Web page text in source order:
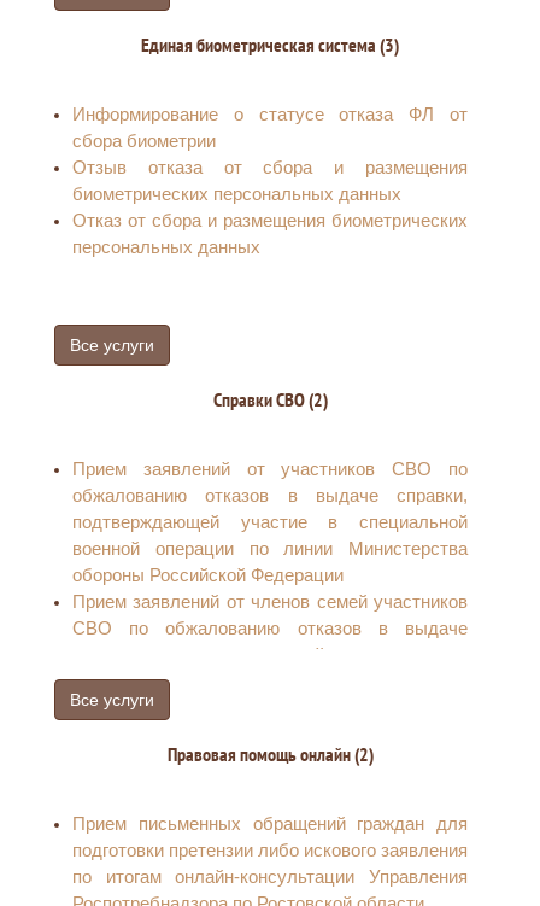
Единая биометрическая система (3)
Информирование о статусе отказа ФЛ от
сбора биометрии
Отзыв отказа от сбора и размещения
биометрических персональных данных
Отказ от сбора и размещения биометрических
персональных данных
Все услуги
Справки СВО (2)
Прием заявлений от участников СВО по
обжалованию отказов в выдаче справки,
подтверждающей участие в специальной
военной операции по линии Министерства
обороны Российской Федерации
Прием заявлений от членов семей участников
СВО по обжалованию отказов в выдаче
справки, подтверждающей участие в
специальной военной операции по линии
Министерства обороны Российской Федерации
Все услуги
Правовая помощь онлайн (2)
Прием письменных обращений граждан для
подготовки претензии либо искового заявления
по итогам онлайн-консультации Управления